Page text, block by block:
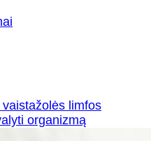
limfos
organizmą